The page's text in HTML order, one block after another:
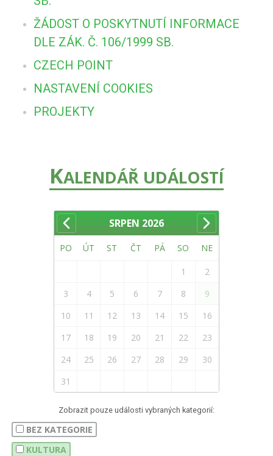
ŽÁDOST O POSKYTNUTÍ INFORMACE
DLE ZÁK. Č. 106/1999 SB.
CZECH POINT
NASTAVENÍ COOKIES
PROJEKTY
KALENDÁŘ UDÁLOSTÍ
SRPEN 2026
PO ÚT ST ČT PÁ SO NE
1
2
3
4 5 6 7 8
9
10
11 12 13 14 15
16
17
18 19 20 21 22
23
24
25 26 27 28 29
30
31
Zobrazit pouze události vybraných kategorií:
BEZ KATEGORIE
KULTURA